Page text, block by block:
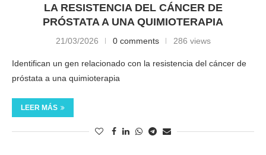
LA RESISTENCIA DEL CÁNCER DE
PRÓSTATA A UNA QUIMIOTERAPIA
21/03/2026 0 comments 286 views
Identifican un gen relacionado con la resistencia del cáncer de
próstata a una quimioterapia
LEER MÁS